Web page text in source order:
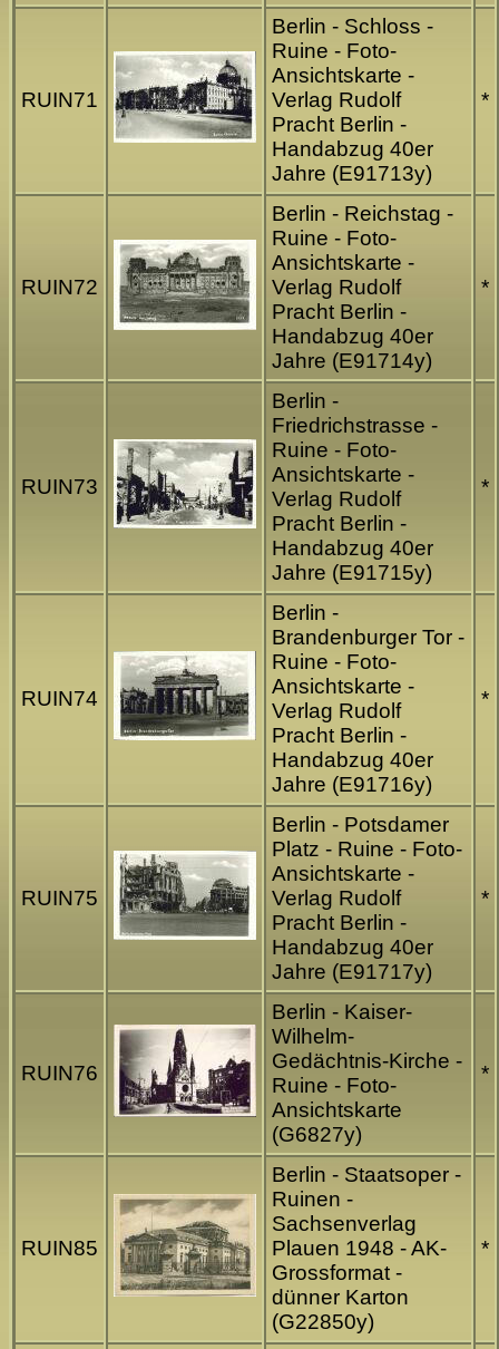
RUIN71
Berlin - Schloss -
Ruine - Foto-
Ansichtskarte -
Verlag Rudolf
Pracht Berlin -
Handabzug 40er
Jahre (E91713y)
*
RUIN72
Berlin - Reichstag -
Ruine - Foto-
Ansichtskarte -
Verlag Rudolf
Pracht Berlin -
Handabzug 40er
Jahre (E91714y)
*
RUIN73
Berlin -
Friedrichstrasse -
Ruine - Foto-
Ansichtskarte -
Verlag Rudolf
Pracht Berlin -
Handabzug 40er
Jahre (E91715y)
*
RUIN74
Berlin -
Brandenburger Tor -
Ruine - Foto-
Ansichtskarte -
Verlag Rudolf
Pracht Berlin -
Handabzug 40er
Jahre (E91716y)
*
RUIN75
Berlin - Potsdamer
Platz - Ruine - Foto-
Ansichtskarte -
Verlag Rudolf
Pracht Berlin -
Handabzug 40er
Jahre (E91717y)
*
RUIN76
Berlin - Kaiser-
Wilhelm-
Gedächtnis-Kirche -
Ruine - Foto-
Ansichtskarte
(G6827y)
*
RUIN85
Berlin - Staatsoper -
Ruinen -
Sachsenverlag
Plauen 1948 - AK-
Grossformat -
dünner Karton
(G22850y)
*